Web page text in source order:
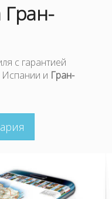
с гарантией
Испании и Гран-